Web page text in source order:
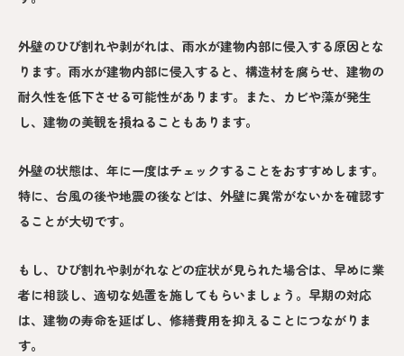
外壁のひび割れや剥がれは、雨水が建物内部に侵入する原因とな
ります。雨水が建物内部に侵入すると、構造材を腐らせ、建物の
耐久性を低下させる可能性があります。また、カビや藻が発生
し、建物の美観を損ねることもあります。
外壁の状態は、年に一度はチェックすることをおすすめします。
特に、台風の後や地震の後などは、外壁に異常がないかを確認す
ることが大切です。
もし、ひび割れや剥がれなどの症状が見られた場合は、早めに業
者に相談し、適切な処置を施してもらいましょう。早期の対応
は、建物の寿命を延ばし、修繕費用を抑えることにつながりま
す。